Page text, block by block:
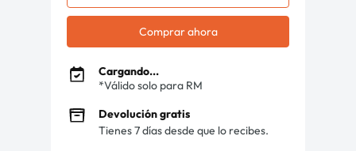
Comprar ahora
Cargando...
*Válido solo para RM
Devolución gratis
Tienes 7 días desde que lo recibes.